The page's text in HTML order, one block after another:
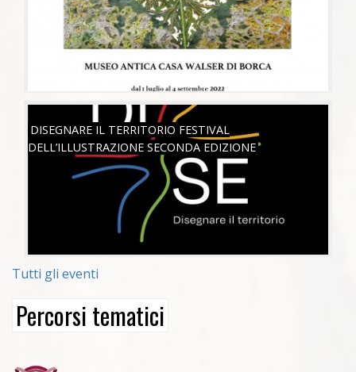
DISEGNARE IL TERRITORIO FESTIVAL
DELL’ILLUSTRAZIONE SECONDA EDIZIONE
Tutti gli eventi
Percorsi tematici